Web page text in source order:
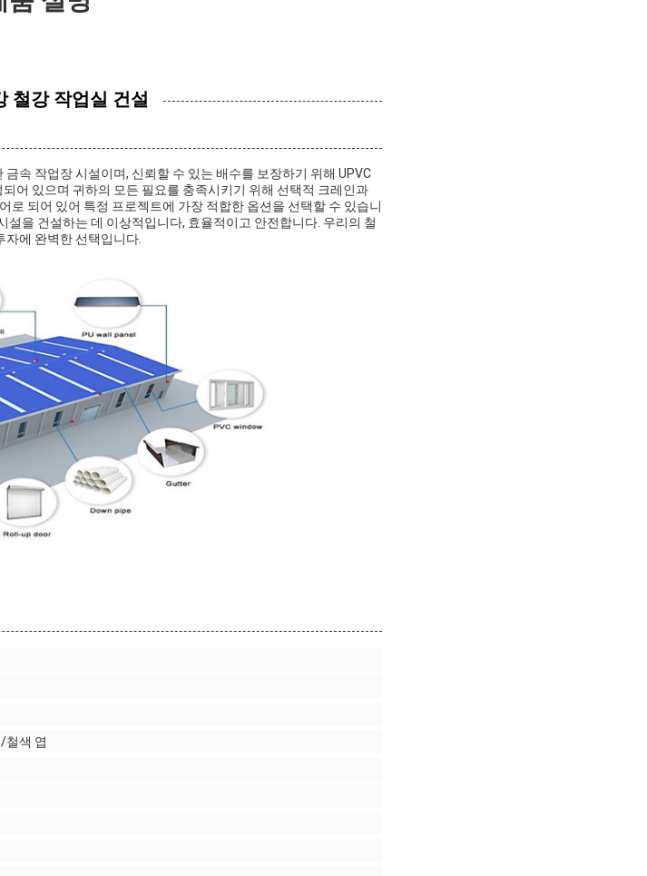
철강 작업실 건설
속 작업장 시설이며, 신뢰할 수 있는 배수를 보장하기 위해 UPVC
어 있으며 귀하의 모든 필요를 충족시키기 위해 선택적 크레인과
로 되어 있어 특정 프로젝트에 가장 적합한 옵션을 선택할 수 있습니
을 건설하는 데 이상적입니다, 효율적이고 안전합니다. 우리의 철
에 완벽한 선택입니다.
철색 엽